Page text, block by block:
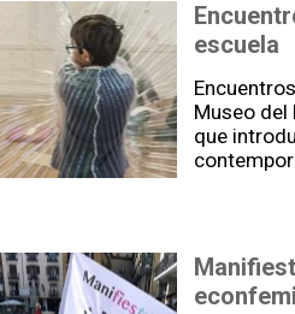
escuela
Museo
que